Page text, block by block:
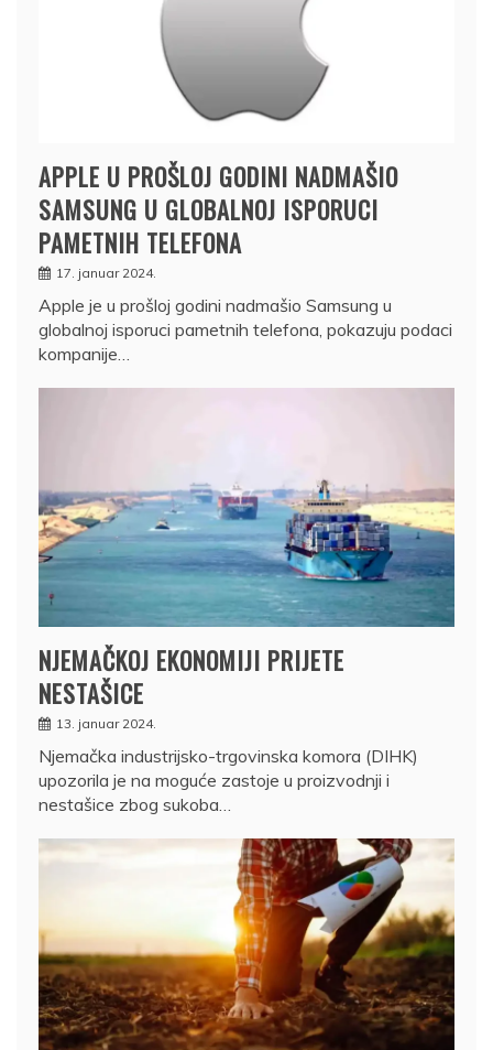
APPLE U PROŠLOJ GODINI NADMAŠIO
SAMSUNG U GLOBALNOJ ISPORUCI
PAMETNIH TELEFONA
17. januar 2024.
Apple je u prošloj godini nadmašio Samsung u
globalnoj isporuci pametnih telefona, pokazuju podaci
kompanije…
NJEMAČKOJ EKONOMIJI PRIJETE
NESTAŠICE
13. januar 2024.
Njemačka industrijsko-trgovinska komora (DIHK)
upozorila je na moguće zastoje u proizvodnji i
nestašice zbog sukoba…